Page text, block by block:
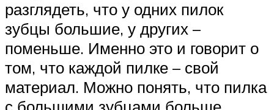
разглядеть, что у одних пилок
зубцы большие, у других –
поменьше. Именно это и говорит о
том, что каждой пилке – свой
материал. Можно понять, что пилка